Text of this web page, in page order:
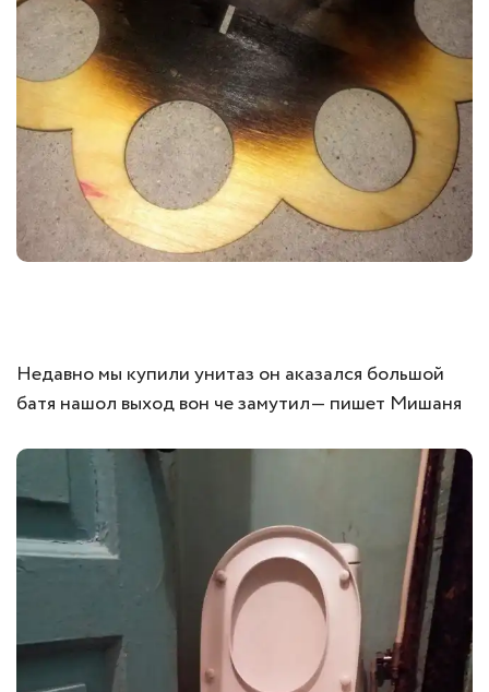
Недавно мы купили унитаз он аказался большой
батя нашол выход вон че замутил— пишет Мишаня